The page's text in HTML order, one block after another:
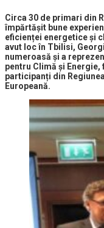
Circa 30 de primari din
împărtășit bune
eficienței energetice și
avut loc în Tbilisi,
numeroasă și a
pentru Climă și
participanți din
Europeană.